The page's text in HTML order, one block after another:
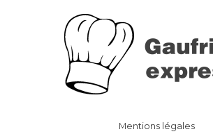
Mentions légales